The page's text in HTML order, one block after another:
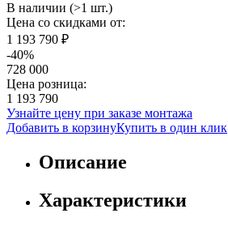
В наличии (>1 шт.)
Цена со скидками от:
1 193 790 ₽
-40%
728 000
Цена розница:
1 193 790
Узнайте цену при заказе монтажа
Добавить в корзинуКупить в один клик
Описание
Характеристики